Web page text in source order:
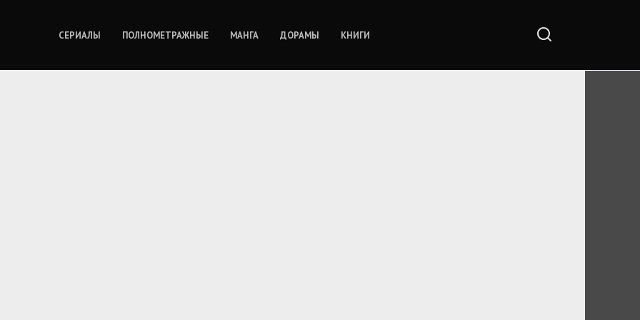
СЕРИАЛЫ ПОЛНОМЕТРАЖНЫЕ МАНГА ДОРАМЫ КНИГИ